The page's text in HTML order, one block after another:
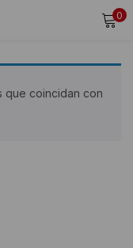
0
que coincidan con